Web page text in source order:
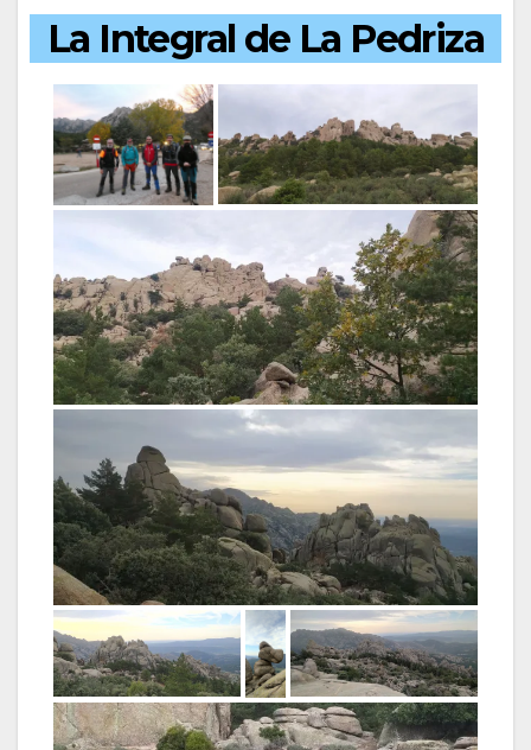
La Integral de La Pedriza